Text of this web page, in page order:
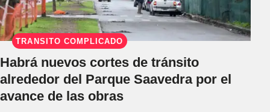
TRÁNSITO COMPLICADO
Habrá nuevos cortes de tránsito
alrededor del Parque Saavedra por el
avance de las obras